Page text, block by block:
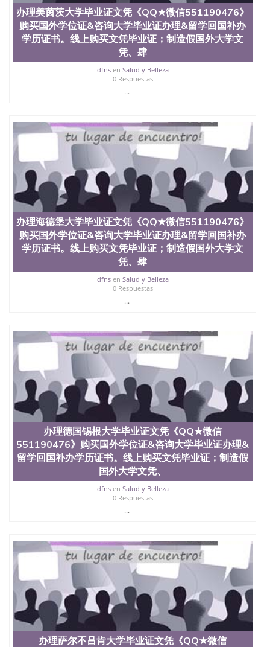
University）圣何塞州立大学（San Jose State
University）圣何塞州立大学文凭（San Jose State
University）圣何塞州立大学文凭（San Jose State
University）文凭圣何塞州立大学文凭（San Jose
State University）圣何塞州立大学学历（ San Jose
State University）圣何塞州立大学学历（San Jose
State University）圣何塞州立大学学历（San Jose
State University）圣 塞州立大学学历（San Jose
State University）圣何塞州立大学（San Jose State
University）圣何塞州立大学（San Jose State
University）圣何塞州立大学（San Jose State
University）圣何塞州立大学学位证（San Jose State
University）圣何塞州立大学学位证（San Jose State
University）圣何塞州立大学学位证（San Jose State
University）圣何塞州立大学（San Jose State
University）圣何塞州立大学（San Jose State
University）圣何塞州立大学（San Jose State
University）圣何塞州立大学（San Jose State
University）圣何塞州立大学学位证（San Jose State
University）圣何塞州立大学学位证（San Jose State
University）圣何塞州立大学结业证（San Jose State
University）圣何塞州立大学结业证（San Jose State
University）圣何塞州立大学结业证（San Jose State
University）圣何塞州立大学学位证（San Jose State
University）圣何塞州立大学学位证（San Jose State
University）圣何塞州立大学学历证书（San Jose
（San Jose State University）澳洲读书未毕业找人做
文凭学位qq微信551190476澳洲读CQU中央昆士兰大
学学历 绩单购买学位证书/澳洲读本科硕士做文凭/购
买澳洲大学毕业证成绩单假文凭学历
offieUniversityofSouthernQueensland 澳洲读书未毕
业找人做文凭学位qq微信551190476澳洲读CQU中央
昆士兰大学学历成绩单购买学位证书/澳洲读本科硕
士做文凭/购买澳洲大学毕业证成绩单假文凭学历办
理德国曼海姆大学毕业证文凭《QQ★微信
551190476》购买国外学位证&咨询大学毕业证办理&
留学回国补办学历证书。线上购买文凭毕业证；制造
假国外大学文凭、肆业证、毕业公证、毕业证明书、
结业证、录取通知书、Offer、在读证明、雅思托福成
绩单 Uni Mannheim
办理美茵茨大学毕业证文凭《QQ★微信551190476》
购买国外学位证&咨询大学毕业证办理&留学回国补办
学历证书。线上购买文凭毕业证；制造假国外大学文
凭、肆
dfnsen Salud y Belleza
0 Respuestas
...
办理海德堡大学毕业证文凭《QQ★微信551190476》
购买国外学位证&咨询大学毕业证办理&留学回国补办
学历证书。线上购买文凭毕业证；制造假国外大学文
凭、肆
dfnsen Salud y Belleza
0 Respuestas
...
办理德国锡根大学毕业证文凭《QQ★微信
551190476》购买国外学位证&咨询大学毕业证办理&
留学回国补办学历证书。线上购买文凭毕业证；制造假
国外大学文凭、
dfnsen Salud y Belleza
0 Respuestas
...
办理萨尔不吕肯大学毕业证文凭《QQ★微信